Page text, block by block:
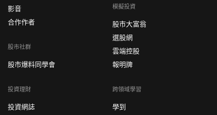
影音
合作作者
股市社群
股市爆料同學會
投資理財
投資網誌
模擬投資
股市大富翁
選股網
雲端控股
報明牌
跨領域學習
學到